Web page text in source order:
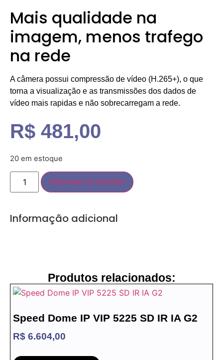
Mais qualidade na
imagem, menos trafego
na rede
A câmera possui compressão de vídeo (H.265+), o que
torna a visualização e as transmissões dos dados de
vídeo mais rapidas e não sobrecarregam a rede.
R$ 481,00
20 em estoque
Adicionar ao carrinho
Informação adicional
Produtos relacionados:
Speed Dome IP VIP 5225 SD IR IA G2
R$ 6.604,00